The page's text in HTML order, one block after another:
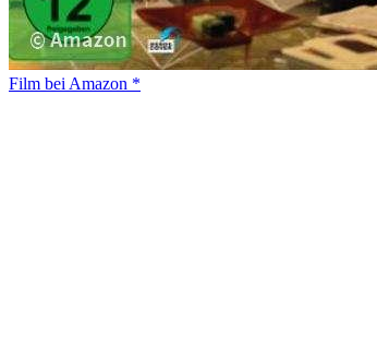
Film bei Amazon *